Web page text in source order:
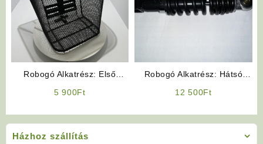
Házhoz szállítás
Robogó Alkatrész: Első
5 900Ft
Robogó Alkatrész: Hátsó
12 500Ft